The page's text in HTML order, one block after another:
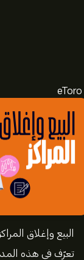
البيع وإغلاق
تعرّف في هذه